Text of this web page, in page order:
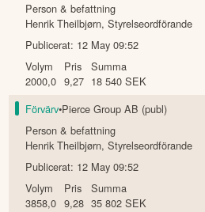
Person & befattning
Henrik Theilbjørn,Styrelseordförande
Publicerat: 12 May 09:52
Volym
2000,0
Pris
9,27
Summa
18 540 SEK
Förvärv•Pierce Group AB (publ)
Person & befattning
Henrik Theilbjørn,Styrelseordförande
Publicerat: 12 May 09:52
Volym
3858,0
Pris
9,28
Summa
35 802 SEK